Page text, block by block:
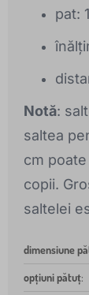
pat:
Notă:
saltea
cm
copii.
saltelei
dimensiune
opțiuni pătuț: